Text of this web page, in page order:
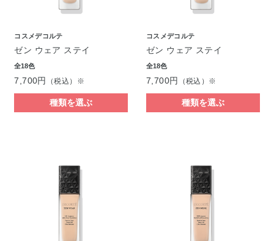
コスメデコルテ
ゼン ウェア ステイ
全18色
7,700円 （税込）※
種類を選ぶ
コスメデコルテ
ゼン ウェア ステイ
全18色
7,700円 （税込）※
種類を選ぶ